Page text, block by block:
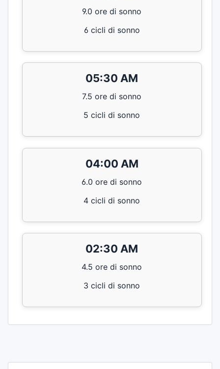
9.0 ore di sonno
6 cicli di sonno
05:30 AM
7.5 ore di sonno
5 cicli di sonno
04:00 AM
6.0 ore di sonno
4 cicli di sonno
02:30 AM
4.5 ore di sonno
3 cicli di sonno